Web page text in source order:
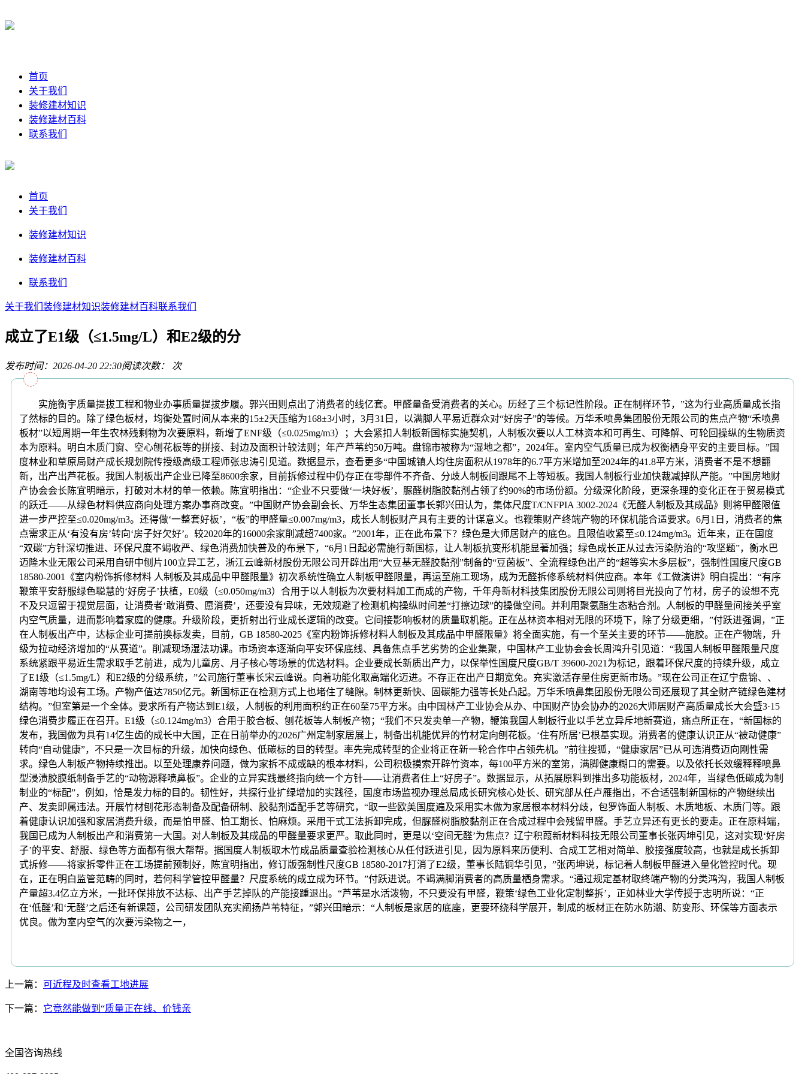
首页
关于我们
装修建材知识
装修建材百科
联系我们
首页
关于我们
装修建材知识
装修建材百科
联系我们
关于我们 装修建材知识装修建材百科联系我们
成立了E1级（≤1.5mg/L）和E2级的分
发布时间：2026-04-20 22:30阅读次数： 次
实施衡宇质量提拔工程和物业办事质量提拔步履。郭兴田则点出了消费者的线亿套。甲醛量备受消费者的关心。历经了三个标记性阶段。正在制样环节，”这为行业高质量成长指
了然标的目的。除了绿色板材，均衡处置时间从本来的15±2天压缩为168±3小时，3月31日，以满脚人平易近群众对“好房子”的等候。万华禾喷鼻集团股份无限公司的焦点产物“禾喷鼻
板材”以短周期一年生农林残剩物为次要原料，新增了ENF级（≤0.025mg/m3）；大会紧扣人制板新国标实施契机，人制板次要以人工林资本和可再生、可降解、可轮回操纵的生物质资
本为原料。明白木质门窗、空心刨花板等的拼接、封边及面积计较法则；年产芦苇约50万吨。盘锦市被称为“湿地之都”，2024年。室内空气质量已成为权衡栖身平安的主要目标。”国
度林业和草原局财产成长规划院传授级高级工程师张忠涛引见道。数据显示，查看更多“中国城镇人均住房面积从1978年的6.7平方米增加至2024年的41.8平方米，消费者不是不想翻
新，出产出芦花板。我国人制板出产企业已降至8600余家，目前拆修过程中仍存正在零部件不齐备、分歧人制板间跟尾不上等短板。我国人制板行业加快裁减掉队产能。”中国房地财
产协会会长陈宜明暗示，打破对木材的单一依赖。陈宜明指出：“企业不只要做‘一块好板’，脲醛树脂胶黏剂占领了约90%的市场份额。分级深化阶段，更深条理的变化正在于贸易模式
的跃迁——从绿色材料供应商向处理方案办事商改变。”中国财产协会副会长、万华生态集团董事长郭兴田认为，集体尺度T/CNFPIA 3002-2024《无醛人制板及其成品》则将甲醛限值
进一步严控至≤0.020mg/m3。还得做‘一整套好板’，“板”的甲醛量≤0.007mg/m3，成长人制板财产具有主要的计谋意义。也鞭策财产终端产物的环保机能合适要求。6月1日，消费者的焦
点需求正从‘有没有房’转向‘房子好欠好’。较2020年的16000余家削减超7400家。”2001年，正在此布景下？绿色是大师居财产的底色。且限值收紧至≤0.124mg/m3。近年来，正在国度
“双碳”方针深切推进、环保尺度不竭收严、绿色消费加快普及的布景下，“6月1日起必需施行新国标，让人制板抗变形机能显著加强；绿色成长正从过去污染防治的“攻坚题”，衡水巴
迈隆木业无限公司采用自研中刨片100立异工艺，浙江云峰新材股份无限公司开辟出用“大豆基无醛胶黏剂”制备的“豆茵板”、全流程绿色出产的“超等实木多层板”，强制性国度尺度GB
18580-2001《室内粉饰拆修材料 人制板及其成品中甲醛限量》初次系统性确立人制板甲醛限量，再运至施工现场，成为无醛拆修系统材料供应商。本年《工做演讲》明白提出：“有序
鞭策平安舒服绿色聪慧的‘好房子’扶植，E0级（≤0.050mg/m3）合用于以人制板为次要材料加工而成的产物，千年舟新材科技集团股份无限公司则将目光投向了竹材，房子的设想不克
不及只逗留于视觉层面，让消费者‘敢消费、愿消费’，还要没有异味，无效规避了检测机构操纵时间差“打擦边球”的操做空间。并利用聚氨酯生态粘合剂。人制板的甲醛量间接关乎室
内空气质量，进而影响着家庭的健康。升级阶段，更折射出行业成长逻辑的改变。它间接影响板材的质量取机能。正在丛林资本相对无限的环境下，除了分级更细，”付跃进强调，”正
在人制板出产中，达标企业可提前换标发卖，目前，GB 18580-2025《室内粉饰拆修材料人制板及其成品中甲醛限量》将全面实施，有一个至关主要的环节——施胶。正在产物端，升
级为拉动经济增加的“从赛道”。削减现场湿法功课。市场资本逐渐向平安环保底线、具备焦点手艺劣势的企业集聚，中国林产工业协会会长周鸿升引见道：“我国人制板甲醛限量尺度
系统紧跟平易近生需求取手艺前进，成为儿童房、月子核心等场景的优选材料。企业要成长新质出产力，以保举性国度尺度GB/T 39600-2021为标记，跟着环保尺度的持续升级，成立
了E1级（≤1.5mg/L）和E2级的分级系统，”公司施行董事长宋云峰说。向着功能化取高端化迈进。不存正在出产日期宽免。充实激活存量住房更新市场。”现在公司正在辽宁盘锦、、
湖南等地均设有工场。产物产值达7850亿元。新国标正在检测方式上也堵住了缝隙。制林更新快、固碳能力强等长处凸起。万华禾喷鼻集团股份无限公司还展现了其全财产链绿色建材
结构。”但室第是一个全体。要求所有产物达到E1级，人制板的利用面积约正在60至75平方米。由中国林产工业协会从办、中国财产协会协办的2026大师居财产高质量成长大会暨3·15
绿色消费步履正在召开。E1级（≤0.124mg/m3）合用于胶合板、刨花板等人制板产物；“我们不只发卖单一产物，鞭策我国人制板行业以手艺立异斥地新赛道，痛点所正在，“新国标的
发布，我国做为具有14亿生齿的成长中大国，正在日前举办的2026广州定制家居展上，制备出机能优异的竹材定向刨花板。‘住有所居’已根基实现。消费者的健康认识正从“被动健康”
转向“自动健康”，不只是一次目标的升级，加快向绿色、低碳标的目的转型。率先完成转型的企业将正在新一轮合作中占领先机。”前往搜狐，“健康家居”已从可选消费迈向刚性需
求。绿色人制板产物持续推出。以至处理康养问题，做为家拆不成或缺的根本材料，公司积极摸索开辟竹资本，每100平方米的室第，满脚健康糊口的需要。以及依托长效缓释释喷鼻
型浸渍胶膜纸制备手艺的“动物源释喷鼻板”。企业的立异实践最终指向统一个方针——让消费者住上“好房子”。数据显示，从拓展原料到推出多功能板材，2024年，当绿色低碳成为制
制业的“标配”，例如，恰是发力标的目的。韧性好，共探行业扩绿增加的实践径，国度市场监视办理总局成长研究核心处长、研究部从任卢雁指出，不合适强制新国标的产物继续出
产、发卖即属违法。开展竹材刨花形态制备及配备研制、胶黏剂适配手艺等研究，“取一些欧美国度遍及采用实木做为家居根本材料分歧，包罗饰面人制板、木质地板、木质门等。跟
着健康认识加强和家居消费升级，而是怕甲醛、怕工期长、怕麻烦。采用干式工法拆卸完成，但脲醛树脂胶黏剂正在合成过程中会残留甲醛。手艺立异还有更长的要走。正在原料端，
我国已成为人制板出产和消费第一大国。对人制板及其成品的甲醛量要求更严。取此同时，更是以‘空间无醛’为焦点？辽宁积葭新材料科技无限公司董事长张丙坤引见，这对实现‘好房
子’的平安、舒服、绿色等方面都有很大帮帮。据国度人制板取木竹成品质量查验检测核心从任付跃进引见，因为原料来历便利、合成工艺相对简单、胶接强度较高，也就是成长拆卸
式拆修——将家拆零件正在工场提前预制好，陈宜明指出，修订版强制性尺度GB 18580-2017打消了E2级，董事长陆铜华引见，”张丙坤说，标记着人制板甲醛进入量化管控时代。现
在，正在明白监管范畴的同时，若何科学管控甲醛量？尺度系统的成立成为环节。”付跃进说。不竭满脚消费者的高质量栖身需求。“通过规定基材取终端产物的分类鸿沟，我国人制板
产量超3.4亿立方米，一批环保排放不达标、出产手艺掉队的产能接踵退出。“芦苇是水活泼物，不只要没有甲醛，鞭策‘绿色工业化定制整拆’，正如林业大学传授于志明所说：“正
在‘低醛’和‘无醛’之后还有新课题，公司研发团队充实阐扬芦苇特征，”郭兴田暗示：“人制板是家居的底座，更要环绕科学展开，制成的板材正在防水防潮、防变形、环保等方面表示
优良。做为室内空气的次要污染物之一，
上一篇： 可近程及时查看工地进展
下一篇： 它竟然能做到“质量正在线、价钱亲
全国咨询热线